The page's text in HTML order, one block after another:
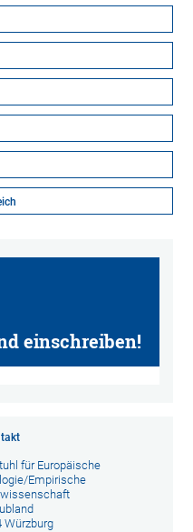
einschreiben!
für Europäische
Empirische
Würzburg